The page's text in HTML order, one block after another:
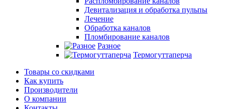
Девитализация и обработка пульпы
Лечение
Обработка каналов
Пломбирование каналов
Разное
Термогуттаперча
Товары со скидками
Как купить
Производители
О компании